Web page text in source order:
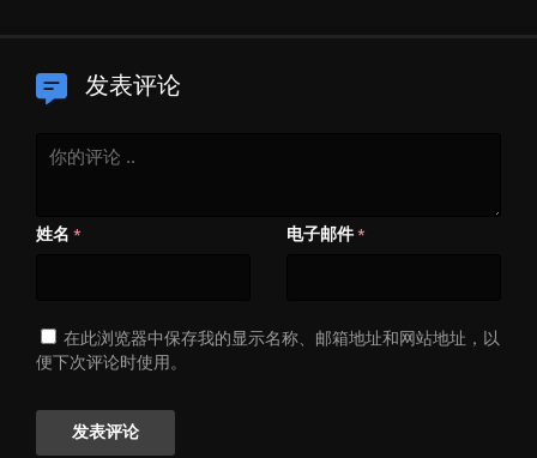
发表评论
姓名 * 电子邮件 *
在此浏览器中保存我的显示名称、邮箱地址和网站地址，以
便下次评论时使用。